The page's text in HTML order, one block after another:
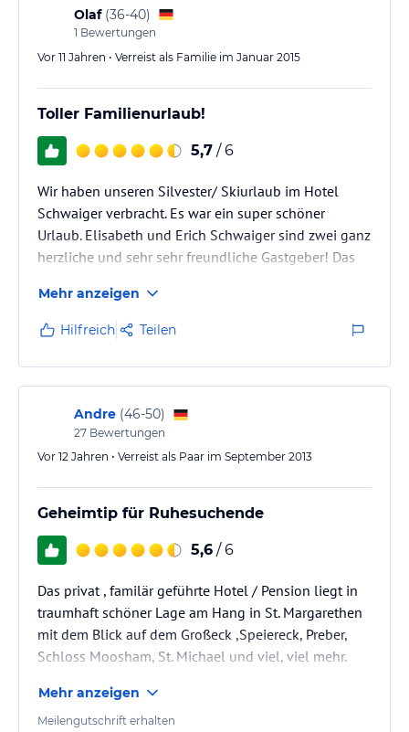
auf jeden Fall…
Olaf (36-40)
1 Bewertungen
Vor 11 Jahren • Verreist als Familie im Januar 2015
Toller Familienurlaub!
5,7 / 6
Wir haben unseren Silvester/ Skiurlaub im Hotel
Schwaiger verbracht. Es war ein super schöner
Urlaub. Elisabeth und Erich Schwaiger sind zwei ganz
herzliche und sehr sehr freundliche Gastgeber! Das
lecker! Gemütliche Abende mit den Gastgebern,
sowie angeregte Unterhaltungen haben wir
genossen. Am Silvesterabend haben wir die tollen
Überraschungen der Gastgeber genießen dürfen.
Trotz wenig Schnee waren die Pistenverhältnisse sehr
gut. Das Pistenpersonal hat…
Mehr anzeigen
Hilfreich Teilen
Andre (46-50)
27 Bewertungen
Vor 12 Jahren • Verreist als Paar im September 2013
Geheimtip für Ruhesuchende
5,6 / 6
Das privat , familär geführte Hotel / Pension liegt in
traumhaft schöner Lage am Hang in St. Margarethen
mit dem Blick auf dem Großeck ,Speiereck, Preber,
Schloss Moosham, St. Michael und viel, viel mehr.
willkommen. Das Ehepaar Schwaiger ist unglaublich
herzlich, hilfreich und sehr liebevoll. Urlaub bei
Mehr anzeigen
Meilengutschrift erhalten